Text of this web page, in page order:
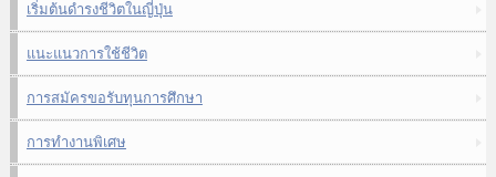
เริ่มต้นดำรงชีวิตในญี่ปุ่น
แนะแนวการใช้ชีวิต
การสมัครขอรับทุนการศึกษา
การทำงานพิเศษ